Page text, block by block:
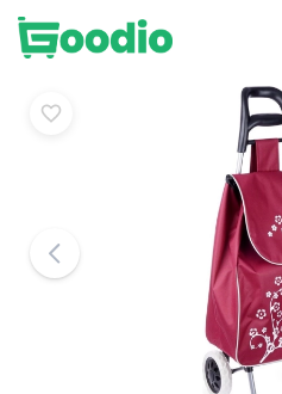
139 DKK